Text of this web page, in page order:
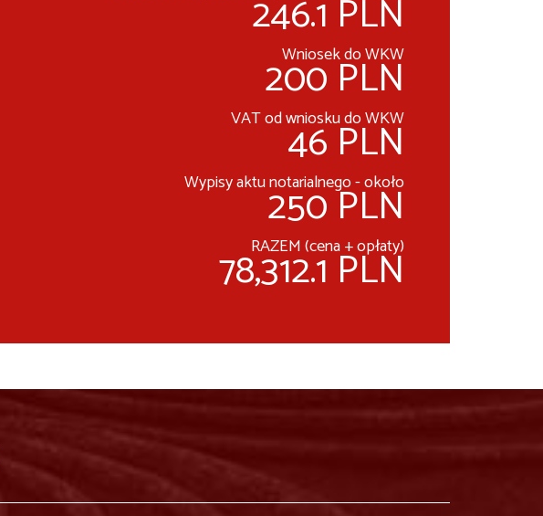
246.1 PLN
Wniosek do WKW
200 PLN
VAT od wniosku do WKW
46 PLN
Wypisy aktu notarialnego - około
250 PLN
RAZEM (cena + opłaty)
78,312.1 PLN